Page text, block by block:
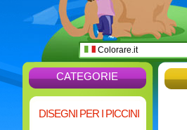
Colorare.it
CATEGORIE
DISEGNI PER I PICCINI